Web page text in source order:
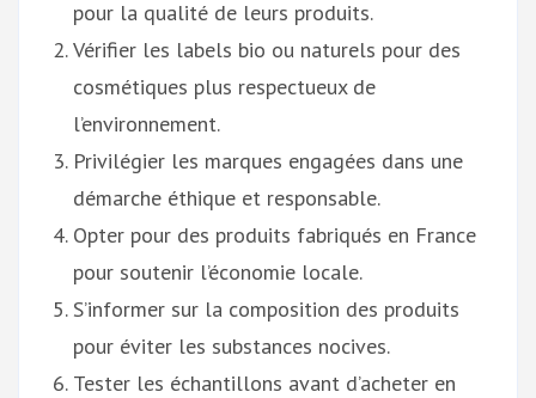
pour la qualité de leurs produits.
Vérifier les labels bio ou naturels pour des
cosmétiques plus respectueux de
l’environnement.
Privilégier les marques engagées dans une
démarche éthique et responsable.
Opter pour des produits fabriqués en France
pour soutenir l’économie locale.
S’informer sur la composition des produits
pour éviter les substances nocives.
Tester les échantillons avant d’acheter en